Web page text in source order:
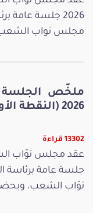
2026 جلسة عامة
مجلس نواب الشعب،
2026 (النقطة الأولى)
13302 قراءة
جلسة عامة برئاسة
نوّاب الشعب،